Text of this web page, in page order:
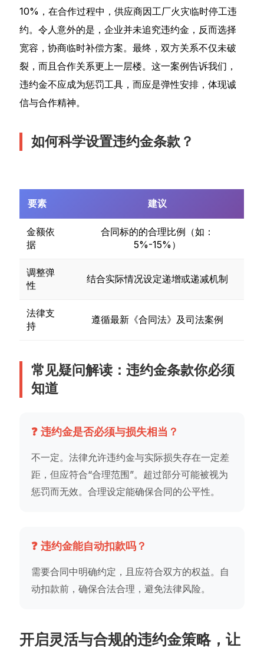
10%，在合作过程中，供应商因工厂火灾临时停工违
约。令人意外的是，企业并未追究违约金，反而选择
宽容，协商临时补偿方案。最终，双方关系不仅未破
裂，而且合作关系更上一层楼。这一案例告诉我们，
违约金不应成为惩罚工具，而应是弹性安排，体现诚
信与合作精神。
如何科学设置违约金条款？
要素 建议
金额依
据
合同标的的合理比例（如：
5%-15%）
调整弹
性
结合实际情况设定递增或递减机制
法律支
持
遵循最新《合同法》及司法案例
常见疑问解读：违约金条款你必须
知道
❓ 违约金是否必须与损失相当？
不一定。法律允许违约金与实际损失存在一定差
距，但应符合“合理范围”。超过部分可能被视为
惩罚而无效。合理设定能确保合同的公平性。
❓ 违约金能自动扣款吗？
需要合同中明确约定，且应符合双方的权益。自
动扣款前，确保合法合理，避免法律风险。
开启灵活与合规的违约金策略，让